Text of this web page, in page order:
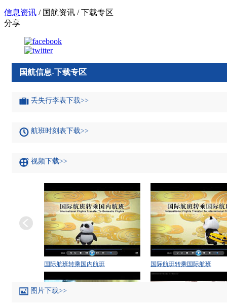
信息资讯 / 国航资讯 / 下载专区
分享
国航信息-下载专区
丢失行李表下载>>
航班时刻表下载>>
视频下载>>
国际航班转乘国内航班 国际航班转乘国际航班
图片下载>>